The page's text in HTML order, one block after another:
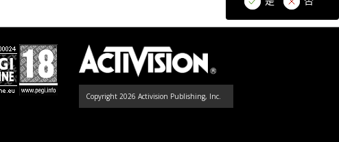
Copyright 2026 Activision Publishing, Inc.